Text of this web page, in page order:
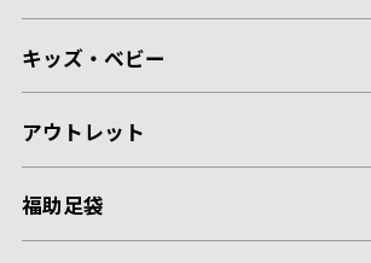
キッズ・ベビー
アウトレット
福助足袋